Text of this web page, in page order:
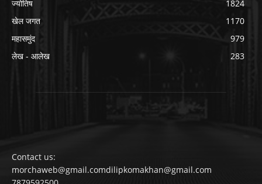
ज्योतिष
1824
खेल जगत
1170
महासमुंद
979
लेख - आलेख
283
Contact us:
morchaweb@gmail.comdilipkomakhan@gmail.com